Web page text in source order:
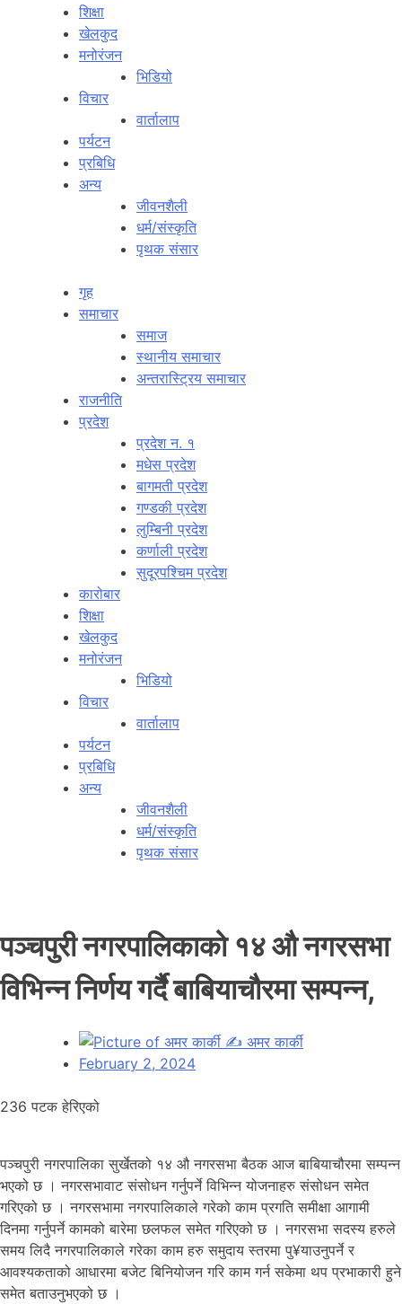
शिक्षा
खेलकुद
मनोरंजन
भिडियो
विचार
वार्तालाप
पर्यटन
प्रबिधि
अन्य
जीवनशैली
धर्म/संस्कृति
पृथक संसार
गृह
समाचार
समाज
स्थानीय समाचार
अन्तरास्ट्रिय समाचार
राजनीति
प्रदेश
प्रदेश न. १
मधेस प्रदेश
बागमती प्रदेश
गण्डकी प्रदेश
लुम्बिनी प्रदेश
कर्णाली प्रदेश
सुदूरपश्चिम प्रदेश
कारोबार
शिक्षा
खेलकुद
मनोरंजन
भिडियो
विचार
वार्तालाप
पर्यटन
प्रबिधि
अन्य
जीवनशैली
धर्म/संस्कृति
पृथक संसार
पञ्चपुरी नगरपालिकाको १४ औ नगरसभा
विभिन्न निर्णय गर्दै बाबियाचौरमा सम्पन्न,
✍ अमर कार्की
February 2, 2024
236 पटक हेरिएको
पञ्चपुरी नगरपालिका सुर्खेतको १४ औ नगरसभा बैठक आज बाबियाचौरमा सम्पन्न
भएको छ । नगरसभावाट संसोधन गर्नुपर्ने विभिन्न योजनाहरु संसोधन समेत
गरिएको छ । नगरसभामा नगरपालिकाले गरेको काम प्रगति समीक्षा आगामी
दिनमा गर्नुपर्ने कामको बारेमा छलफल समेत गरिएको छ । नगरसभा सदस्य हरुले
समय लिदै नगरपालिकाले गरेका काम हरु समुदाय स्तरमा पु¥याउनुपर्ने र
आवश्यकताको आधारमा बजेट बिनियोजन गरि काम गर्न सकेमा थप प्रभाकारी हुने
समेत बताउनुभएको छ ।